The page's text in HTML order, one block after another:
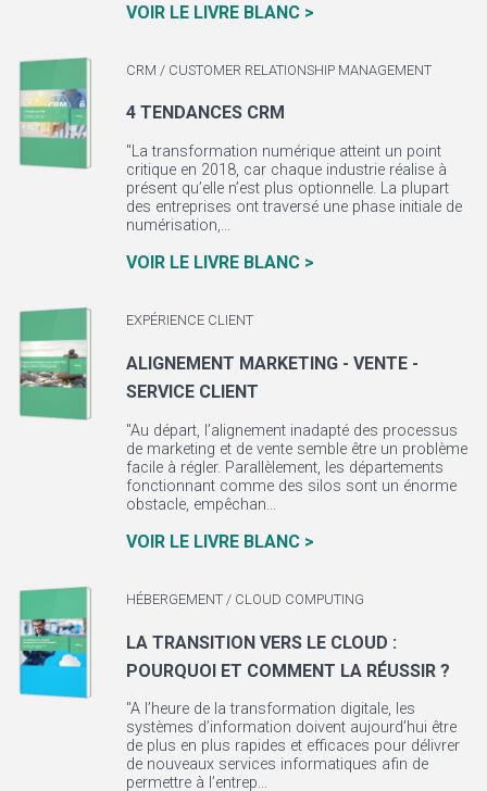
VOIR LE LIVRE BLANC >
CRM / CUSTOMER RELATIONSHIP MANAGEMENT
4 TENDANCES CRM
"La transformation numérique atteint un point
critique en 2018, car chaque industrie réalise à
présent qu’elle n’est plus optionnelle. La plupart
des entreprises ont traversé une phase initiale de
numérisation,...
VOIR LE LIVRE BLANC >
EXPÉRIENCE CLIENT
ALIGNEMENT MARKETING - VENTE -
SERVICE CLIENT
"Au départ, l’alignement inadapté des processus
de marketing et de vente semble être un problème
facile à régler. Parallèlement, les départements
fonctionnant comme des silos sont un énorme
obstacle, empêchan...
VOIR LE LIVRE BLANC >
HÉBERGEMENT / CLOUD COMPUTING
LA TRANSITION VERS LE CLOUD :
POURQUOI ET COMMENT LA RÉUSSIR ?
"A l’heure de la transformation digitale, les
systèmes d’information doivent aujourd’hui être
de plus en plus rapides et efficaces pour délivrer
de nouveaux services informatiques afin de
permettre à l’entrep...